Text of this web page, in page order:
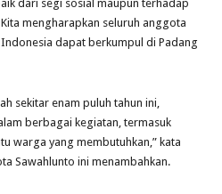
dari segi sosial maupun terhadap
mengharapkan seluruh anggota
dapat berkumpul di Padang
sekitar enam puluh tahun ini,
berbagai kegiatan, termasuk
warga yang membutuhkan,” kata
Sawahlunto ini menambahkan.